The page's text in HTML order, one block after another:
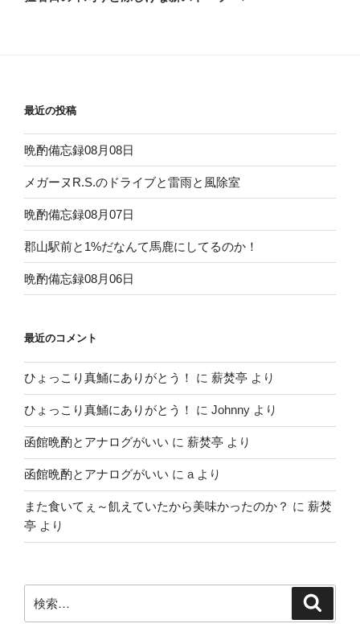
最近の投稿
晩酌備忘録08月08日
メガーヌR.S.のドライブと雷雨と風除室
晩酌備忘録08月07日
郡山駅前と1%だなんて馬鹿にしてるのか！
晩酌備忘録08月06日
最近のコメント
ひょっこり真鯒にありがとう！ に 薪焚亭 より
ひょっこり真鯒にありがとう！ に Johnny より
函館晩酌とアナログがいい に 薪焚亭 より
函館晩酌とアナログがいい に a より
また食いてぇ～飢えていたから美味かったのか？ に 薪焚
亭 より
索: